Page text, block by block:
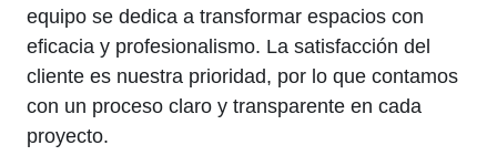
equipo se dedica a transformar espacios con
eficacia y profesionalismo. La satisfacción del
cliente es nuestra prioridad, por lo que contamos
con un proceso claro y transparente en cada
proyecto.